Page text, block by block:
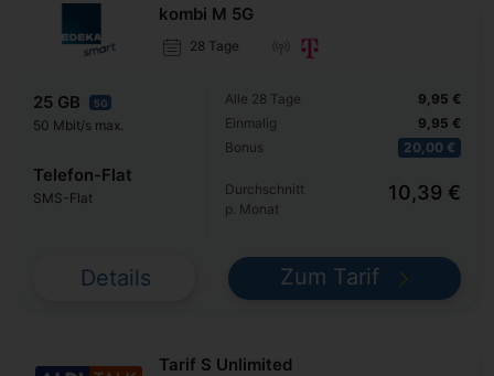
kombi M 5G
28 Tage
25 GB 5G
50 Mbit/s max.
Telefon-Flat
SMS-Flat
Alle 28 Tage
Einmalig
Bonus
9,95 €
9,95 €
20,00 €
Durchschnitt
p. Monat
10,39 €
Details Zum Tarif
Tarif S Unlimited